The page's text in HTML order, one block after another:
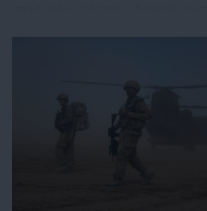
deu pela partida dos norte-